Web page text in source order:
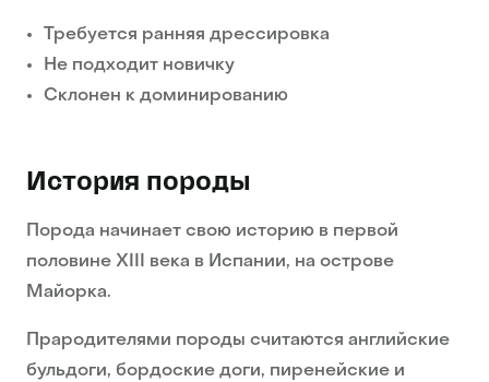
Требуется ранняя дрессировка
Не подходит новичку
Склонен к доминированию
История породы
Порода начинает свою историю в первой
половине XIII века в Испании, на острове
Майорка.
Прародителями породы считаются английские
бульдоги, бордоские доги, пиренейские и